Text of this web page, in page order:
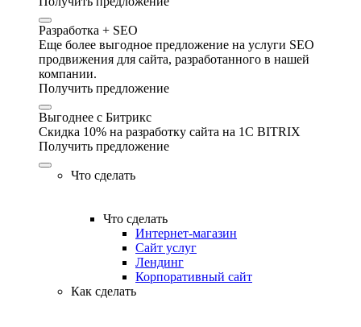
Разработка + SEO
Еще более выгодное предложение на услуги SEO
продвижения для сайта, разработанного в нашей
компании.
Получить предложение
Выгоднее с Битрикс
Скидка 10% на разработку сайта на 1C BITRIX
Получить предложение
Что сделать
Что сделать
Интернет-магазин
Сайт услуг
Лендинг
Корпоративный сайт
Как сделать